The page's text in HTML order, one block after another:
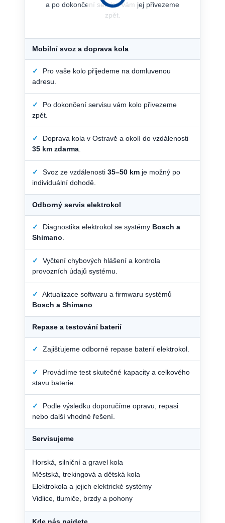
a po dokončení servisu vám jej přivezeme
zpět.
Mobilní svoz a doprava kola
✓
Pro vaše kolo přijedeme na domluvenou
adresu.
✓
Po dokončení servisu vám kolo přivezeme
zpět.
✓
Doprava kola v Ostravě a okolí do vzdálenosti
35 km zdarma
✓ Svoz ze vzdálenosti 35–50 km je možný po
individuální dohodě.
Odborný servis elektrokol
✓ Diagnostika elektrokol se systémy Bosch a
Shimano
✓
Vyčtení chybových hlášení a kontrola
provozních údajů systému.
✓
Aktualizace softwaru a firmwaru systémů
Bosch a Shimano
Repase a testování baterií
✓ Zajišťujeme odborné repase baterií elektrokol.
✓
Provádíme test skutečné kapacity a celkového
stavu baterie.
✓
Podle výsledku doporučíme opravu, repasi
nebo další vhodné řešení.
Servisujeme
Horská, silniční a gravel kola
Městská, trekingová a dětská kola
Elektrokola a jejich elektrické systémy
Vidlice, tlumiče, brzdy a pohony